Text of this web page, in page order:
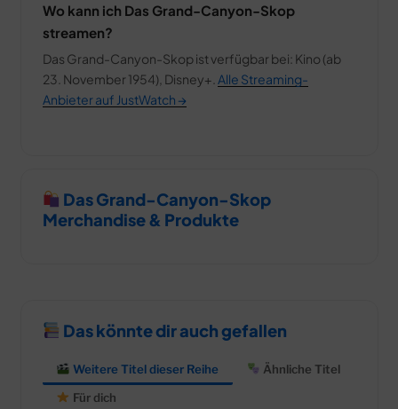
Wo kann ich Das Grand-Canyon-Skop
streamen?
Das Grand-Canyon-Skop ist verfügbar bei: Kino (ab
23. November 1954), Disney+. Alle Streaming-
Anbieter auf JustWatch →
Das Grand-Canyon-Skop
Merchandise & Produkte
Das könnte dir auch gefallen
Weitere Titel dieser Reihe
Ähnliche Titel
Für dich